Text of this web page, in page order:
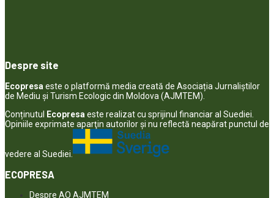
Despre site
Ecopresa este o platformă media creată de Asociația Jurnaliștilor
de Mediu și Turism Ecologic din Moldova (AJMTEM).
Conținutul Ecopresa este realizat cu sprijinul financiar al Suediei.
Opiniile exprimate aparţin autorilor şi nu reflectă neapărat punctul de
vedere al Suediei.
ECOPRESA
Despre AO AJMTEM